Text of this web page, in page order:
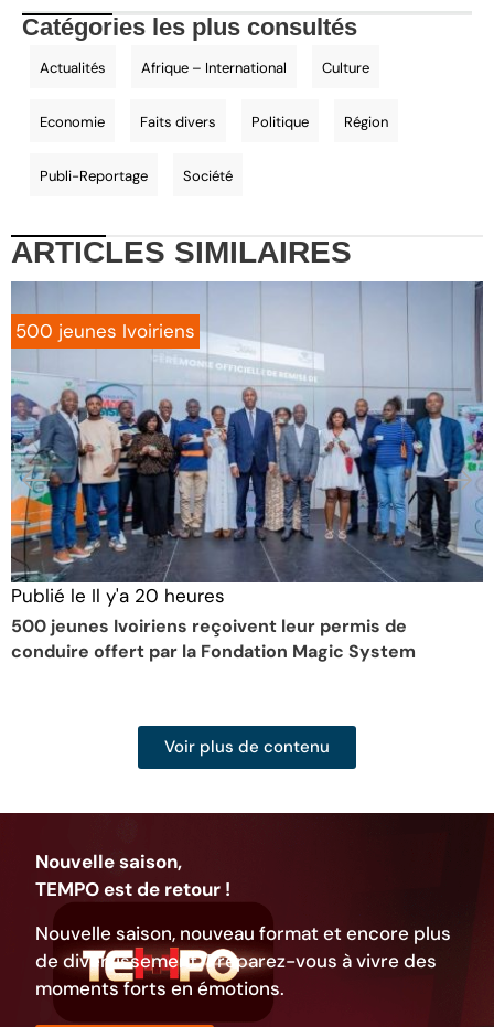
Catégories les plus consultés
Actualités Afrique – International Culture
Economie Faits divers Politique Région
Publi-Reportage Société
ARTICLES SIMILAIRES
500 jeunes Ivoiriens
Publié le Il y'a 20 heures
500 jeunes Ivoiriens reçoivent leur permis de
conduire offert par la Fondation Magic System
Voir plus de contenu
Nouvelle saison,
TEMPO est de retour !
Nouvelle saison, nouveau format et encore plus
de divertissement. Préparez-vous à vivre des
moments forts en émotions.